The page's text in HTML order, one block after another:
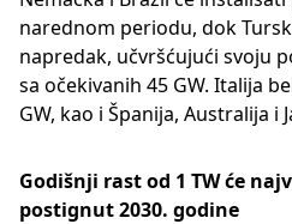
narednom periodu, dok
napredak, učvršćujući svoju
sa očekivanih 45 GW. Italija
GW, kao i Španija, Australija i
Godišnji rast od 1 TW će
postignut 2030. godine